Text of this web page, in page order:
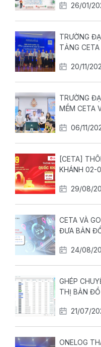
26/01/
TRƯỜNG
TẢNG
MỚI20/11/
TRƯỜNG
MỀM CETA
06/11/
[CETA]
KHÁNH 02-
29/08/
CETA VÀ
ĐƯA BẢN
24/08/
GHÉP
THỊ BẢN
21/07/
ONELOG